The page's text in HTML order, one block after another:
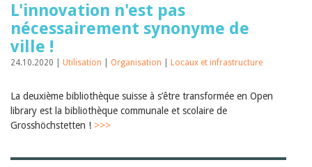
L'innovation n'est pas
nécessairement synonyme de
ville !
24.10.2020 | Utilisation Organisation Locaux et infrastructure
La deuxième bibliothèque suisse à s’être transformée en Open
library est la bibliothèque communale et scolaire de
Grosshöchstetten ! >>>